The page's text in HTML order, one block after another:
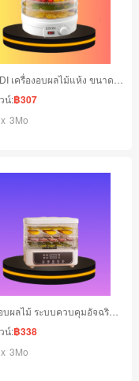
น์:฿307
x 3Mo
น์:฿338
x 3Mo